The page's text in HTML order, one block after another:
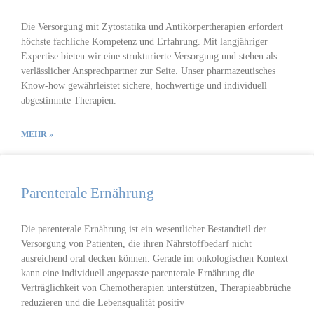
Die Versorgung mit Zytostatika und Antikörpertherapien erfordert
höchste fachliche Kompetenz und Erfahrung. Mit langjähriger
Expertise bieten wir eine strukturierte Versorgung und stehen als
verlässlicher Ansprechpartner zur Seite. Unser pharmazeutisches
Know-how gewährleistet sichere, hochwertige und individuell
abgestimmte Therapien.
MEHR »
Par­enterale Er­nähr­ung
Die parenterale Ernährung ist ein wesentlicher Bestandteil der
Versorgung von Patienten, die ihren Nährstoffbedarf nicht
ausreichend oral decken können. Gerade im onkologischen Kontext
kann eine individuell angepasste parenterale Ernährung die
Verträglichkeit von Chemotherapien unterstützen, Therapieabbrüche
reduzieren und die Lebensqualität positiv